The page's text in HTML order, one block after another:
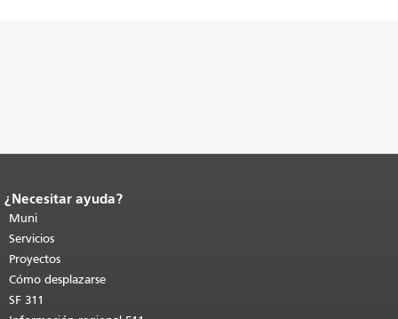
Fin del contenido de la página.
de esta página se repite en todas las
páginas.Volver al principio del
contenido principal
¿Necesitar ayuda?
Muni
Servicios
Proyectos
Cómo desplazarse
SF 311